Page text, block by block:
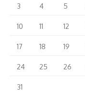
3 4 5
10 11 12
17 18 19
24 25 26
31